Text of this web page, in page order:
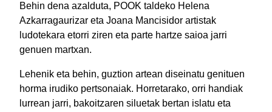
Behin dena azalduta, POOK taldeko Helena
Azkarragaurizar eta Joana Mancisidor artistak
ludotekara etorri ziren eta parte hartze saioa jarri
genuen martxan.
Lehenik eta behin, guztion artean diseinatu genituen
horma irudiko pertsonaiak. Horretarako, orri handiak
lurrean jarri, bakoitzaren siluetak bertan islatu eta